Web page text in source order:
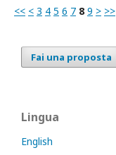
<< < 3 4 5 6 7 8 9 > >>
Fai una proposta
Lingua
English